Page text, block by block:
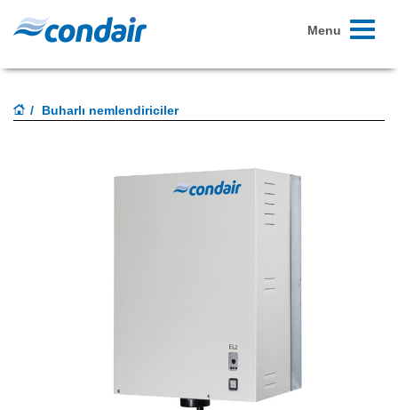
Toggle
Menu
Buharlı nemlendiriciler